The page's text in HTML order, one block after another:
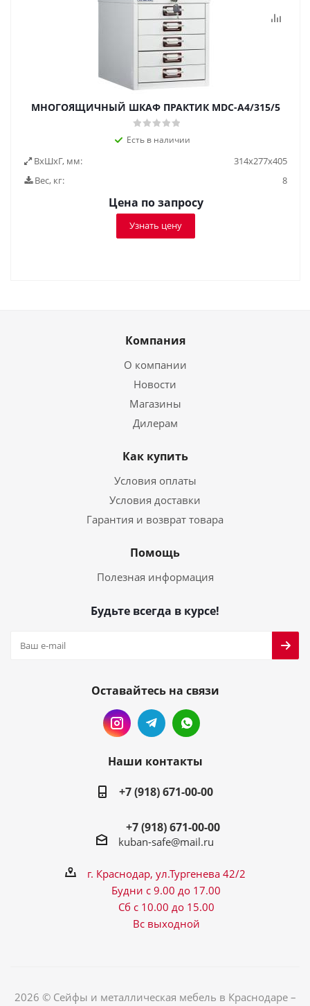
МНОГОЯЩИЧНЫЙ ШКАФ ПРАКТИК MDC-A4/315/5
Есть в наличии
ВxШxГ, мм:
314x277x405
Вес, кг:
8
Цена по запросу
Узнать цену
Компания
О компании
Новости
Магазины
Дилерам
Как купить
Условия оплаты
Условия доставки
Гарантия и возврат товара
Помощь
Полезная информация
Будьте всегда в курсе!
Оставайтесь на связи
Наши контакты
+7 (918) 671-00-00
+7 (918) 671-00-00
kuban-safe@mail.ru
г. Краснодар, ул.Тургенева 42/2
Будни с 9.00 до 17.00
Сб с 10.00 до 15.00
Вс выходной
2026 © Сейфы и металлическая мебель в Краснодаре –